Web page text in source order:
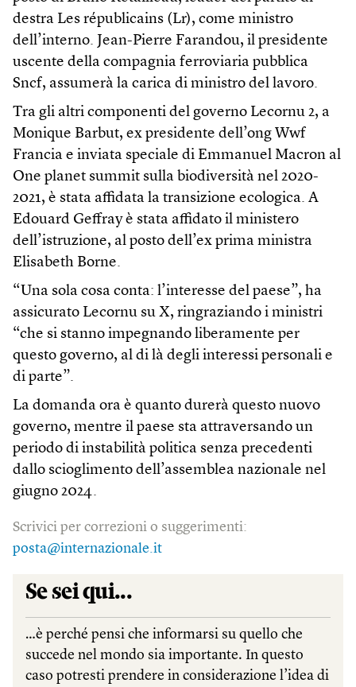
destra Les républicains (Lr), come ministro
dell’interno. Jean-Pierre Farandou, il presidente
uscente della compagnia ferroviaria pubblica
Sncf, assumerà la carica di ministro del lavoro.
Tra gli altri componenti del governo Lecornu 2, a
Monique Barbut, ex presidente dell’ong Wwf
Francia e inviata speciale di Emmanuel Macron al
One planet summit sulla biodiversità nel 2020-
2021, è stata affidata la transizione ecologica. A
Edouard Geffray è stata affidato il ministero
dell’istruzione, al posto dell’ex prima ministra
Elisabeth Borne.
“Una sola cosa conta: l’interesse del paese”, ha
assicurato Lecornu su X, ringraziando i ministri
“che si stanno impegnando liberamente per
questo governo, al di là degli interessi personali e
di parte”.
La domanda ora è quanto durerà questo nuovo
governo, mentre il paese sta attraversando un
periodo di instabilità politica senza precedenti
dallo scioglimento dell’assemblea nazionale nel
giugno 2024.
Scrivici per correzioni o suggerimenti:
posta@internazionale.it